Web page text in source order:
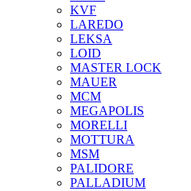
KVF
LAREDO
LEKSA
LOID
MASTER LOCK
MAUER
MCM
MEGAPOLIS
MORELLI
MOTTURA
MSM
PALIDORE
PALLADIUM